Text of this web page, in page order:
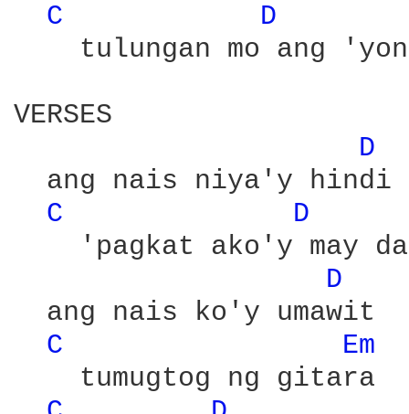
C
D
tulungan mo ang
VERSES
D
ang nais niya'y hindi
C
D
'pagkat ako'y may
D
  ang nais ko'y umawit
C
Em
    tumugtog ng gitara